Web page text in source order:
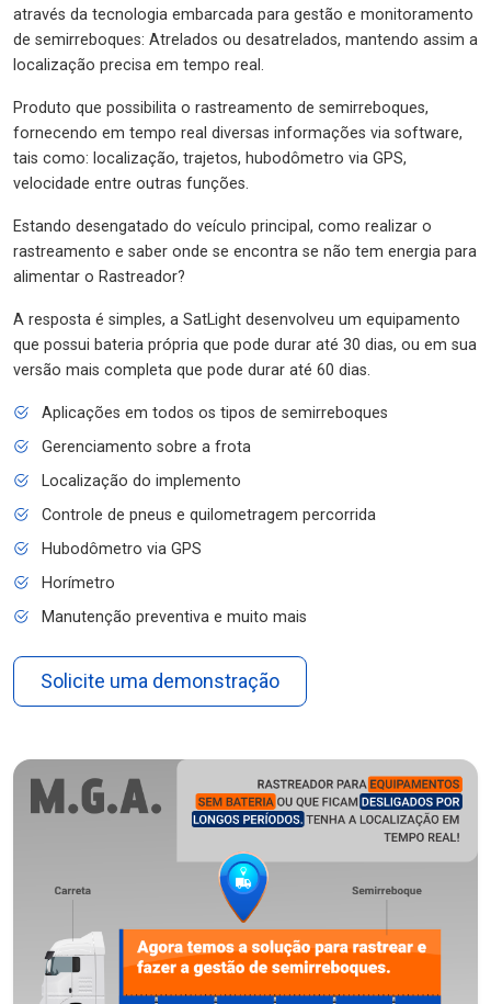
através da tecnologia embarcada para gestão e monitoramento
de semirreboques: Atrelados ou desatrelados, mantendo assim a
localização precisa em tempo real.
Produto que possibilita o rastreamento de semirreboques,
fornecendo em tempo real diversas informações via software,
tais como: localização, trajetos, hubodômetro via GPS,
velocidade entre outras funções.
Estando desengatado do veículo principal, como realizar o
rastreamento e saber onde se encontra se não tem energia para
alimentar o Rastreador?
A resposta é simples, a SatLight desenvolveu um equipamento
que possui bateria própria que pode durar até 30 dias, ou em sua
versão mais completa que pode durar até 60 dias.
Aplicações em todos os tipos de semirreboques
Gerenciamento sobre a frota
Localização do implemento
Controle de pneus e quilometragem percorrida
Hubodômetro via GPS
Horímetro
Manutenção preventiva e muito mais
Solicite uma demonstração